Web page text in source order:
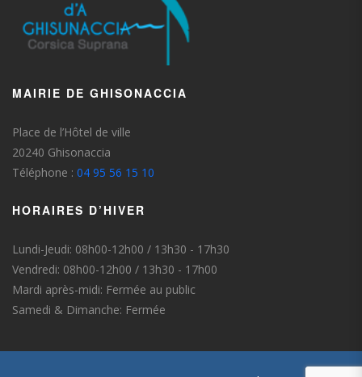
MAIRIE DE GHISONACCIA
Place de l’Hôtel de ville
20240 Ghisonaccia
Téléphone : 04 95 56 15 10
HORAIRES D’HIVER
Lundi-Jeudi: 08h00-12h00 / 13h30 - 17h30
Vendredi: 08h00-12h00 / 13h30 - 17h00
Mardi après-midi: Fermée au public
Samedi & Dimanche: Fermée